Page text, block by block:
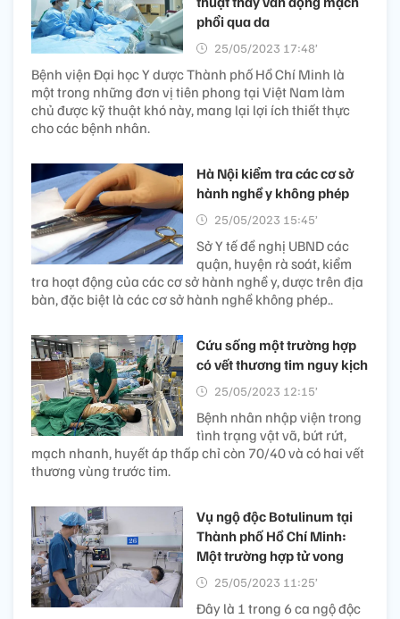
phổi qua da
25/05/2023 17:48’
Bệnh viện Đại học Y dược Thành phố Hồ Chí Minh là
một trong những đơn vị tiên phong tại Việt Nam làm
chủ được kỹ thuật khó này, mang lại lợi ích thiết thực
cho các bệnh nhân.
Hà Nội kiểm tra các cơ sở
hành nghề y không phép
25/05/2023 15:45’
Sở Y tế đề nghị UBND các
quận, huyện rà soát, kiểm
tra hoạt động của các cơ sở hành nghề y, dược trên địa
bàn, đặc biệt là các cơ sở hành nghề không phép..
Cứu sống một trường hợp
có vết thương tim nguy kịch
25/05/2023 12:15’
Bệnh nhân nhập viện trong
tình trạng vật vã, bứt rứt,
mạch nhanh, huyết áp thấp chỉ còn 70/40 và có hai vết
thương vùng trước tim.
Vụ ngộ độc Botulinum tại
Thành phố Hồ Chí Minh:
Một trường hợp tử vong
25/05/2023 11:25’
Đây là 1 trong 6 ca ngộ độc